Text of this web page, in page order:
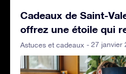
Cadeaux de Saint-
offrez une étoile qui
Astuces et cadeaux - 27 janvier